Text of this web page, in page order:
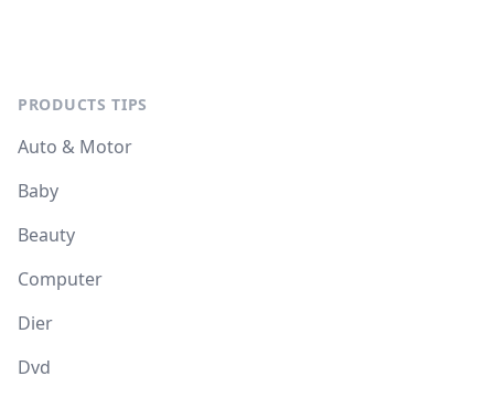
PRODUCTS TIPS
Auto & Motor
Baby
Beauty
Computer
Dier
Dvd